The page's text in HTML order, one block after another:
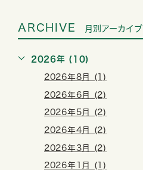
ARCHIVE 月別アーカイブ
2026年 (10)
2026年8月 (1)
2026年6月 (2)
2026年5月 (2)
2026年4月 (2)
2026年3月 (2)
2026年1月 (1)